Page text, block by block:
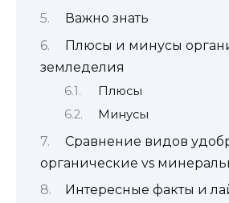
Важно знать
Плюсы и минусы
земледелия
Плюсы
Минусы
Сравнение видов
органические vs
Интересные факты и